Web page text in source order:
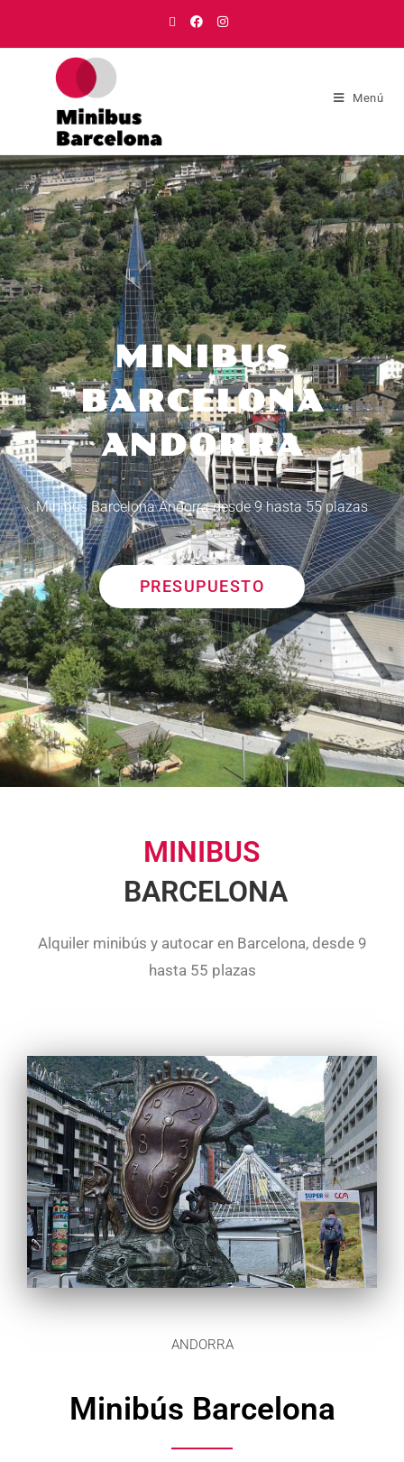
Menú
MINIBUS
BARCELONA
ANDORRA
Minibus Barcelona Andorra desde 9 hasta 55 plazas
PRESUPUESTO
MINIBUS
BARCELONA
Alquiler minibús y autocar en Barcelona, desde 9
hasta 55 plazas
ANDORRA
Minibús Barcelona